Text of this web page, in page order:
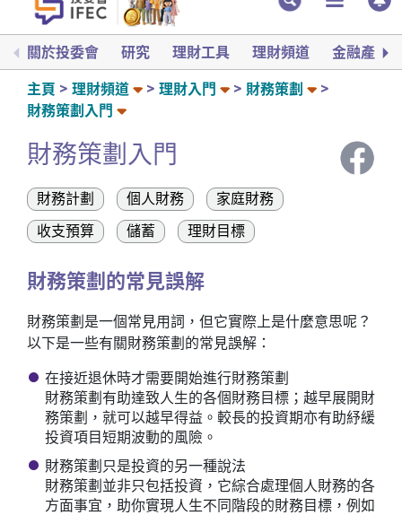
關於投委會 研究 理財工具 理財頻道 金融產品
主頁 理財頻道 理財入門
財務策劃
財務策劃入門
財務策劃入門
財務計劃 個人財務
家庭財務
收支預算
儲蓄 理財目標
財務策劃的常見誤解
財務策劃是一個常見用詞，但它實際上是什麼意思呢？
以下是一些有關財務策劃的常見誤解：
在接近退休時才需要開始進行財務策劃
財務策劃有助達致人生的各個財務目標；越早展開財
務策劃，就可以越早得益。較長的投資期亦有助紓緩
投資項目短期波動的風險。
財務策劃只是投資的另一種說法
財務策劃並非只包括投資，它綜合處理個人財務的各
方面事宜，助你實現人生不同階段的財務目標，例如